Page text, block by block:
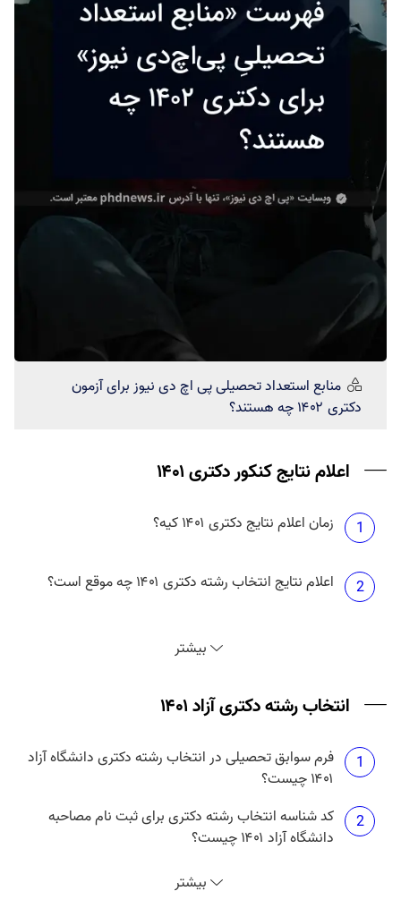
منابع استعداد تحصیلیپی اچ دی نیوزبرای آزمون
دکتری ۱۴۰۲ چه هستند؟
اعلام نتایج کنکور دکتری ۱۴۰۱
1 زمان اعلام نتایج دکتری ۱۴۰۱ کیه؟
2 اعلام نتایج انتخاب رشته دکتری ۱۴۰۱ چه موقع است؟
بیشتر
انتخاب رشته دکتری آزاد ۱۴۰۱
1
فرم سوابق تحصیلی در انتخاب رشته دکتری دانشگاه آزاد
۱۴۰۱ چیست؟
2
کد شناسه انتخاب رشته دکتری برای ثبت نام مصاحبه
دانشگاه آزاد ۱۴۰۱ چیست؟
انتخاب رشته دکتری آزاد ۱۴۰۱ چه زمانی است؟بیشتر